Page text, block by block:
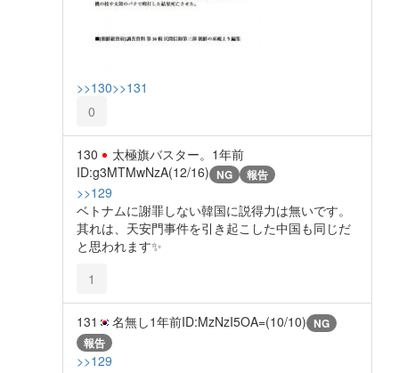
>>130>>131
0
130 太極旗バスター。 1年前
ID:g3MTMwNzA(12/16) NG 報告
>>129
ベトナムに謝罪しない韓国に説得力は無いです。
其れは、天安門事件を引き起こした中国も同じだ
と思われます✨️
1
131 名無し1年前ID:MzNzI5OA=(10/10) NG
報告
>>129